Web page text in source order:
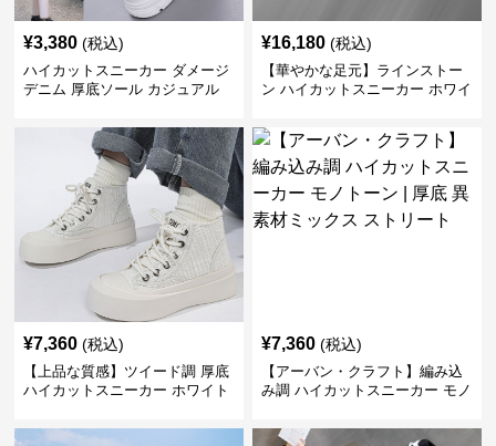
¥3,380 (税込)
ハイカットスニーカー ダメージ
デニム 厚底ソール カジュアル
かわいい 学校 日常使い 履きや
¥16,180 (税込)
【華やかな足元】ラインストー
ン ハイカットスニーカー ホワイ
ボン
¥7,360 (税込)
【上品な質感】ツイード調 厚底
ハイカットスニーカー ホワイト
ビ クラシック
¥7,360 (税込)
【アーバン・クラフト】編み込
み調 ハイカットスニーカー モノ
トリート